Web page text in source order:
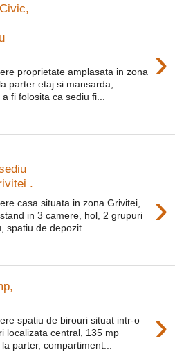
›
proprietate amplasata in zona
parter etaj si mansarda,
fi folosita ca sediu fi...
.
›
casa situata in zona Grivitei,
in 3 camere, hol, 2 grupuri
spatiu de depozit...
›
spatiu de birouri situat intr-o
localizata central, 135 mp
parter, compartiment...